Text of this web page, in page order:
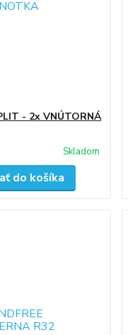
- 2x VNÚTORNÁ
Skladom
do košíka